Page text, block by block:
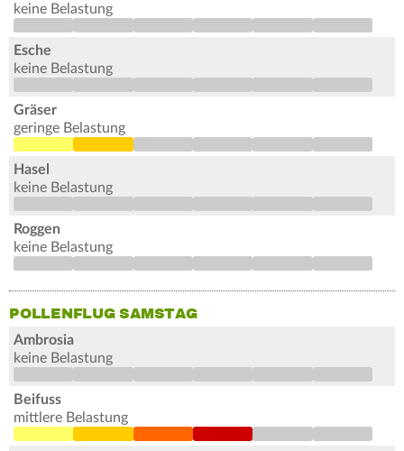
keine Belastung
Esche
keine Belastung
Gräser
geringe Belastung
Hasel
keine Belastung
Roggen
keine Belastung
POLLENFLUG SAMSTAG
Ambrosia
keine Belastung
Beifuss
mittlere Belastung